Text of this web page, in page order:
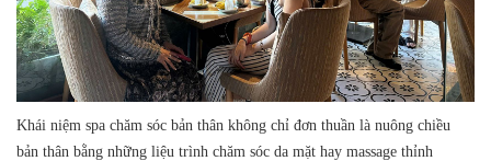
Khái niệm spa chăm sóc bản thân không chỉ đơn thuần là nuông chiều
bản thân bằng những liệu trình chăm sóc da mặt hay massage thỉnh